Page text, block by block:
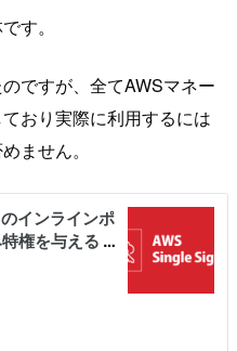
す。
ですが、全てAWSマネー
おり実際に利用するには
ません。